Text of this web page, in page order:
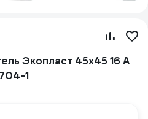
Экопласт 45х45 16 A
1